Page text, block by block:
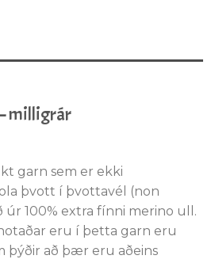
milligrár
garn sem er ekki
þvott í þvottavél (non
úr 100% extra fínni merino ull.
eru í þetta garn eru
þýðir að þær eru aðeins